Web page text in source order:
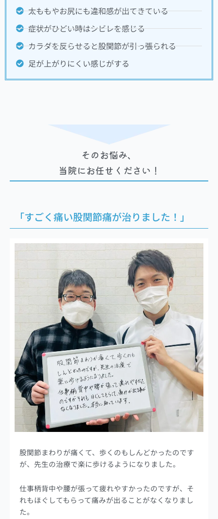
太ももやお尻にも違和感が出てきている
症状がひどい時はシビレを感じる
カラダを反らせると股関節が引っ張られる
足が上がりにくい感じがする
そのお悩み、
当院にお任せください！
「すごく痛い股関節痛が治りました！」
股関節まわりが痛くて、歩くのもしんどかったのです
が、先生の治療で楽に歩けるようになりました。
仕事柄背中や腰が張って疲れやすかったのですが、そ
れもほぐしてもらって痛みが出ることがなくなりまし
た。